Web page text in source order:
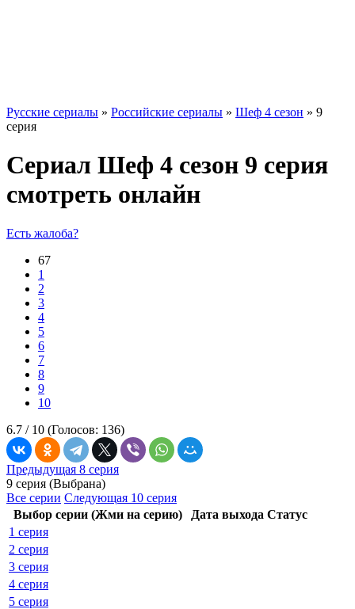
Русские сериалы » Российские сериалы » Шеф 4 сезон » 9
серия
Сериал Шеф 4 сезон 9 серия
смотреть онлайн
Есть жалоба?
67
1
2
3
4
5
6
7
8
9
10
6.7 / 10 (Голосов: 136)
Предыдущая 8 серия
9 серия (Выбрана)
Все серии Следующая 10 серия
Выбор серии (Жми на серию)
Дата выхода Статус
1 серия
2 серия
3 серия
4 серия
5 серия